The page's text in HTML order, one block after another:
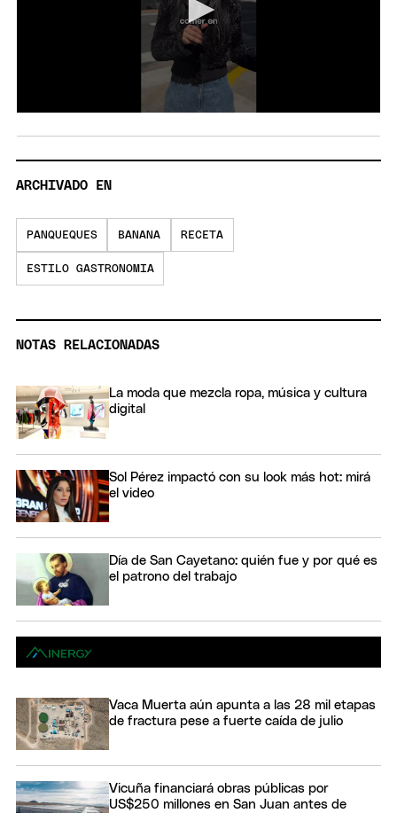
ARCHIVADO EN
PANQUEQUES BANANA RECETA
ESTILO GASTRONOMIA
NOTAS RELACIONADAS
La moda que mezcla ropa, música y cultura
digital
Sol Pérez impactó con su look más hot: mirá
el video
Día de San Cayetano: quién fue y por qué es
el patrono del trabajo
Vaca Muerta aún apunta a las 28 mil etapas
de fractura pese a fuerte caída de julio
Vicuña financiará obras públicas por
US$250 millones en San Juan antes de